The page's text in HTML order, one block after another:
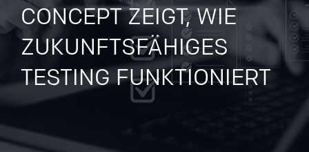
CONCEPT ZEIGT, WIE
ZUKUNFTSFÄHIGES
TESTING FUNKTIONIERT